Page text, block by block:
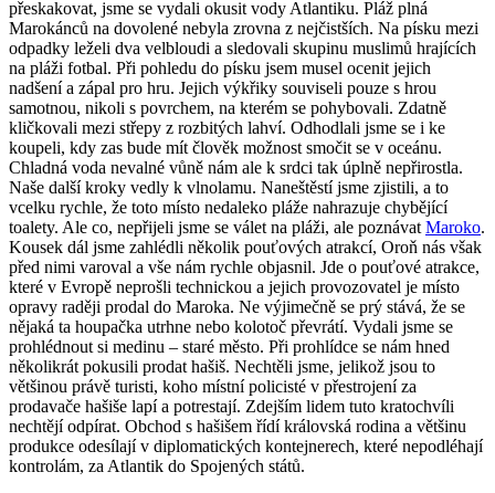
přeskakovat, jsme se vydali okusit vody Atlantiku. Pláž plná
Marokánců na dovolené nebyla zrovna z nejčistších. Na písku mezi
odpadky leželi dva velbloudi a sledovali skupinu muslimů hrajících
na pláži fotbal. Při pohledu do písku jsem musel ocenit jejich
nadšení a zápal pro hru. Jejich výkřiky souviseli pouze s hrou
samotnou, nikoli s povrchem, na kterém se pohybovali. Zdatně
kličkovali mezi střepy z rozbitých lahví. Odhodlali jsme se i ke
koupeli, kdy zas bude mít člověk možnost smočit se v oceánu.
Chladná voda nevalné vůně nám ale k srdci tak úplně nepřirostla.
Naše další kroky vedly k vlnolamu. Naneštěstí jsme zjistili, a to
vcelku rychle, že toto místo nedaleko pláže nahrazuje chybějící
toalety. Ale co, nepřijeli jsme se válet na pláži, ale poznávat Maroko.
Kousek dál jsme zahlédli několik pouťových atrakcí, Oroň nás však
před nimi varoval a vše nám rychle objasnil. Jde o pouťové atrakce,
které v Evropě neprošli technickou a jejich provozovatel je místo
opravy raději prodal do Maroka. Ne výjimečně se prý stává, že se
nějaká ta houpačka utrhne nebo kolotoč převrátí. Vydali jsme se
prohlédnout si medinu – staré město. Při prohlídce se nám hned
několikrát pokusili prodat hašiš. Nechtěli jsme, jelikož jsou to
většinou právě turisti, koho místní policisté v přestrojení za
prodavače hašiše lapí a potrestají. Zdejším lidem tuto kratochvíli
nechtějí odpírat. Obchod s hašišem řídí královská rodina a většinu
produkce odesílají v diplomatických kontejnerech, které nepodléhají
kontrolám, za Atlantik do Spojených států.